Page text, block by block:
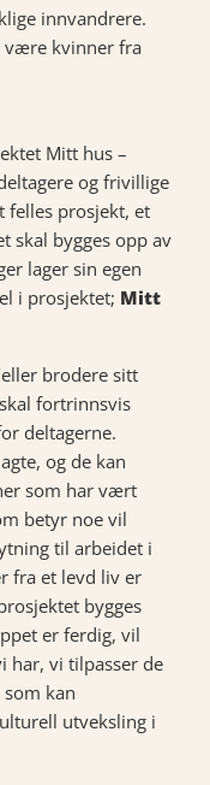
innvandrere.
være kvinner fra
Mitt hus –
og frivillige
felles prosjekt, et
skal bygges opp av
lager sin egen
i prosjektet; Mitt
brodere sitt
fortrinnsvis
deltagerne.
og de kan
som har vært
betyr noe vil
til arbeidet i
fra et levd liv er
bygges
er ferdig, vil
har, vi tilpasser de
kan
utveksling i